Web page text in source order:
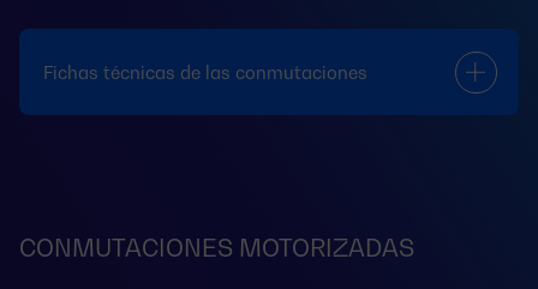
Fichas técnicas de las conmutaciones
CONMUTACIONES MOTORIZADAS